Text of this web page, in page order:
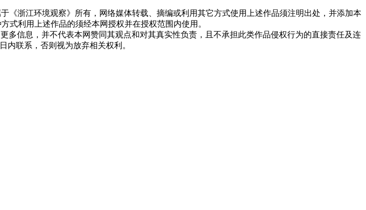
浙江环境观察》所有，网络媒体转载、摘编或利用其它方式使用上述作品须注明出处，并添加本
式利用上述作品的须经本网授权并在授权范围内使用。
信息，并不代表本网赞同其观点和对其真实性负责，且不承担此类作品侵权行为的直接责任及连
内联系，否则视为放弃相关权利。